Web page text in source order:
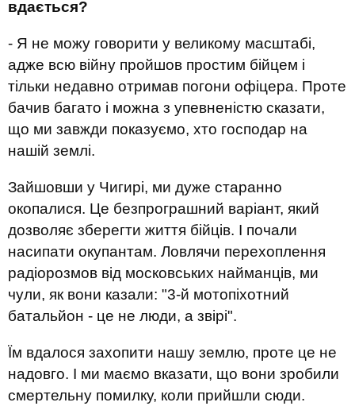
вдається?
- Я не можу говорити у великому масштабі,
адже всю війну пройшов простим бійцем і
тільки недавно отримав погони офіцера. Проте
бачив багато і можна з упевненістю сказати,
що ми завжди показуємо, хто господар на
нашій землі.
Зайшовши у Чигирі, ми дуже старанно
окопалися. Це безпрограшний варіант, який
дозволяє зберегти життя бійців. І почали
насипати окупантам. Ловлячи перехоплення
радіорозмов від московських найманців, ми
чули, як вони казали: "3-й мотопіхотний
батальйон - це не люди, а звірі".
Їм вдалося захопити нашу землю, проте це не
надовго. І ми маємо вказати, що вони зробили
смертельну помилку, коли прийшли сюди.